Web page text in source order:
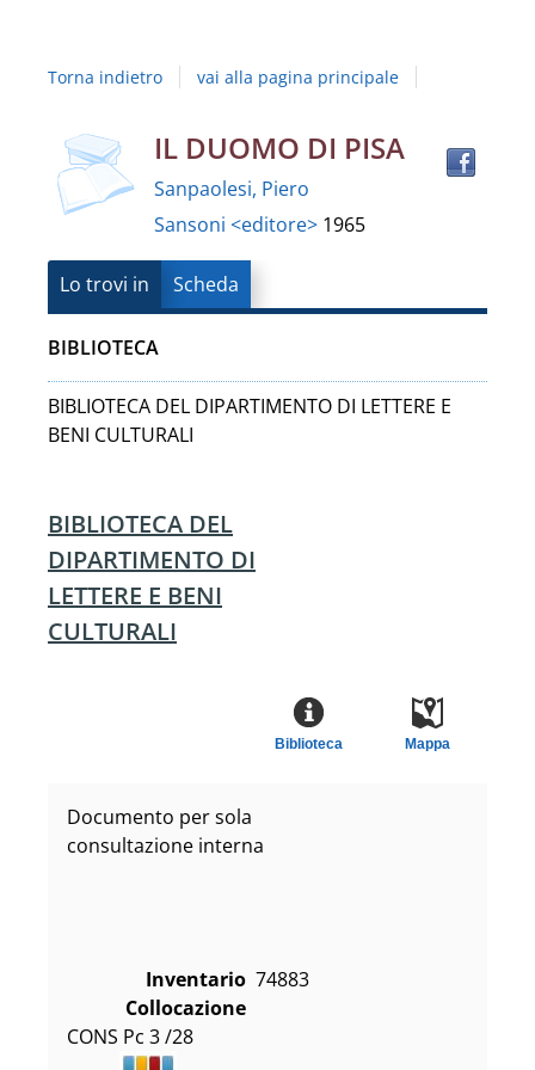
Campania
"Luigi
Vanvitelli"
Torna indietro vai alla pagina principale
Dettaglio
del
documento
copertina IL DUOMO DI PISA
Sanpaolesi, Piero
Sansoni <editore> 1965
Lo trovi in Scheda
BIBLIOTECA
BIBLIOTECA DEL DIPARTIMENTO DI LETTERE E
BENI CULTURALI
BIBLIOTECA DEL
DIPARTIMENTO DI
LETTERE E BENI
CULTURALI
Mappa
Biblioteca
Documento per sola
consultazione interna
Inventario 74883
Collocazione
CONS Pc 3 /28